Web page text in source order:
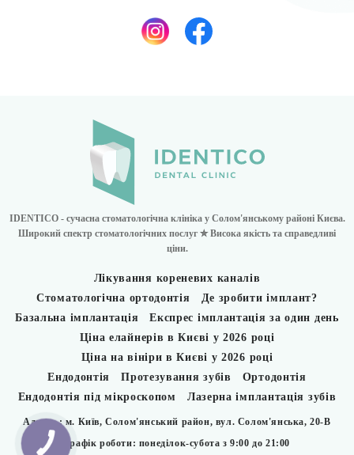
IDENTICO - сучасна стоматологічна клініка у Солом'янському районі Києва.
Широкий спектр стоматологічних послуг ✮ Висока якість та справедливі
ціни.
Лікування кореневих каналів
Стоматологічна ортодонтія
Де зробити імплант?
Базальна імплантація
Експрес імплантація за один день
Ціна елайнерів в Києві у 2026 році
Ціна на вініри в Києві у 2026 році
Ендодонтія
Протезування зубів
Ортодонтія
Ендодонтія під мікроскопом
Лазерна імплантація зубів
Адреса : м. Київ, Солом'янський район, вул. Солом'янська, 20-В
Графік роботи: понеділок-субота з 9:00 до 21:00